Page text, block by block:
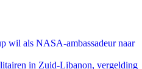
wil als NASA-ambassadeur naar
in Zuid-Libanon, vergelding